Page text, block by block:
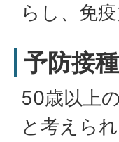
らし、免
予防接種
50歳以上
と考えら